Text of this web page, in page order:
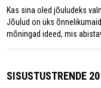
Kas sina oled jõuludeks
Jõulud on üks
mõningad ideed, mis
SISUSTUSTRENDE